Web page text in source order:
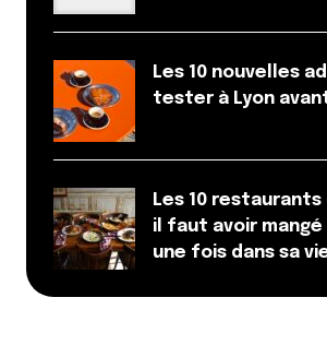
Les 10 nouvelles
tester à Lyon
Les 10 restaurants
il faut avoir mangé
une fois dans sa